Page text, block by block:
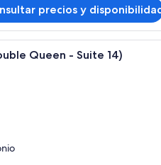
precios y
Un dormitorio con cama,
Queen - Suite 14)